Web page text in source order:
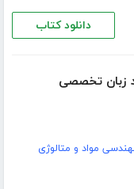
دانلود کتاب
زبان تخصصی
مواد و متالوژی